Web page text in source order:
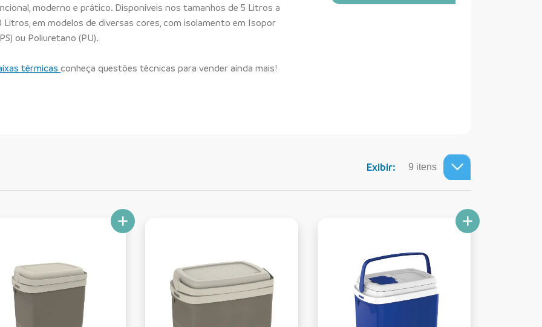
moderno e prático. Disponíveis nos tamanhos de 5 Litros a
Litros, em modelos de diversas cores, com isolamento em Isopor
ou Poliuretano (PU).
térmicas conheça questões técnicas para vender ainda mais!
Exibir: